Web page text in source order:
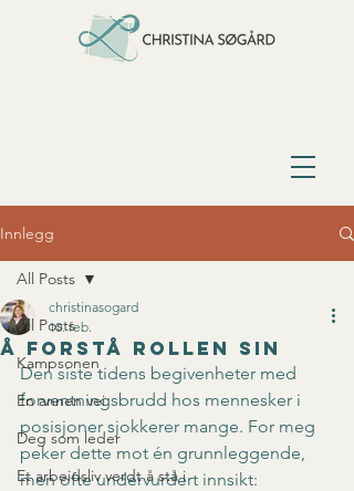
Innlegg
All Posts
Kampsonen
En annen vei
Deg som leder
Et arbeidsliv verdt å stå i
All Posts
Å forstå rollen sin
christinasogard
10. feb.
Den siste tidens begivenheter med
forventningsbrudd hos mennesker i
posisjoner sjokkerer mange. For meg
peker dette mot én grunnleggende,
men ofte undervurdert innsikt: